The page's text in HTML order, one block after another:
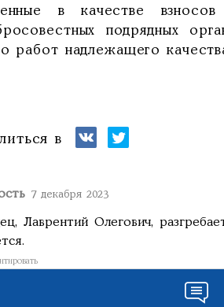
в качестве
подрядных
работ надлежащего
в
7 декабря 2023
Лаврентий Олегович,